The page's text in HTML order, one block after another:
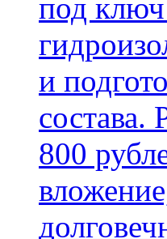
под
и
состава.
800